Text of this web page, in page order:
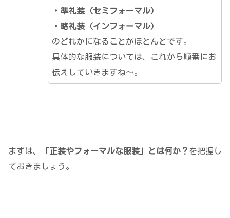
・準礼装（セミフォーマル）
・略礼装（インフォーマル）
のどれかになることがほとんどです。
具体的な服装については、これから順番にお
伝えしていきますね～。
まずは、 「正装やフォーマルな服装」とは何か？ を把握し
ておきましょう。